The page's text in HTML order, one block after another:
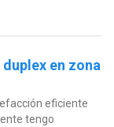
en zona
eficiente
tengo